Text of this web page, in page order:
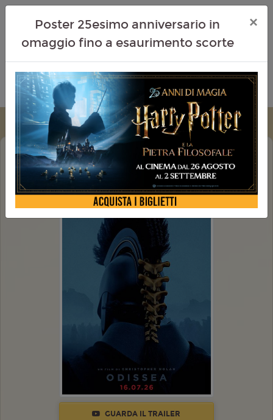
ODISSEA
GUARDA IL TRAILER
Poster 25esimo anniversario in
omaggio fino a esaurimento scorte
×